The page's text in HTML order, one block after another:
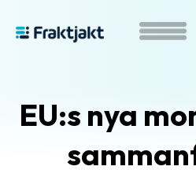
EU:s nya